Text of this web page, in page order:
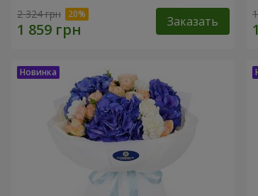
2 324 грн Заказать